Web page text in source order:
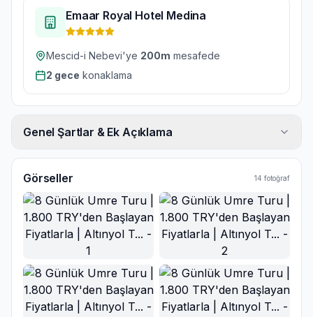
Emaar Royal Hotel Medina
Mescid-i Nebevi'ye 200m mesafede
2 gece konaklama
Genel Şartlar & Ek Açıklama
Görseller 14 fotoğraf
Ana Görsel